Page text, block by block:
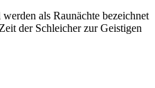
als Raunächte bezeichnet
der Schleicher zur Geistigen